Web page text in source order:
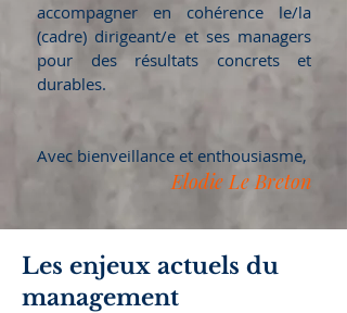
accompagner en cohérence le/la
(cadre) dirigeant/e et ses managers
pour des résultats concrets et
durables.
Avec bienveillance et enthousiasme,
Elodie Le Breton
Les enjeux actuels du
management